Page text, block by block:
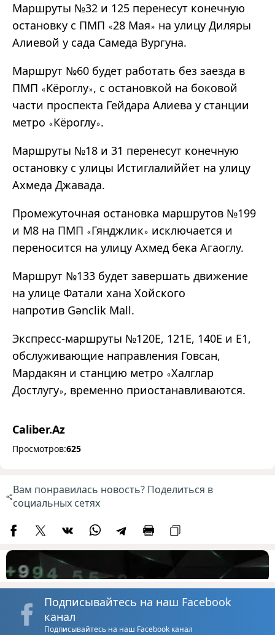
Маршруты №32 и 125 перенесут конечную
остановку с ПМП «28 Мая» на улицу Диляры
Алиевой у сада Самеда Вургуна.
Маршрут №60 будет работать без заезда в
ПМП «Кёроглу», с остановкой на боковой
части проспекта Гейдара Алиева у станции
метро «Кёроглу».
Маршруты №18 и 31 перенесут конечную
остановку с улицы Истиглалиййет на улицу
Ахмеда Джавада.
Промежуточная остановка маршрутов №199
и M8 на ПМП «Гянджлик» исключается и
переносится на улицу Ахмед бека Агаоглу.
Маршрут №133 будет завершать движение
на улице Фатали хана Хойского
напротив Gənclik Mall.
Экспресс-маршруты №120E, 121E, 140E и E1,
обслуживающие направления Говсан,
Мардакян и станцию метро «Халглар
Достлугу», временно приостанавливаются.
Caliber.Az
Просмотров:625
Вам понравилась новость? Поделиться в
социальных сетях
Подписывайтесь на наш Facebook
канал
Подписывайтесь на наш Facebook канал